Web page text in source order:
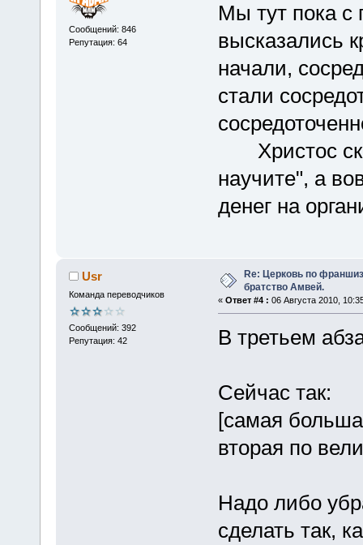
Сообщений: 846
Репутация: 64
Мы тут пока с
высказались
начали,
стали
Христос
научите", а
денег на
Usr
Команда переводчиков
Сообщений: 392
Репутация: 42
Re: Церковь по
братство Амвей.
« Ответ #4 : 06 Августа 2010,
В третьем
Сейчас так:
[самая
вторая по
Надо либо
сделать так,